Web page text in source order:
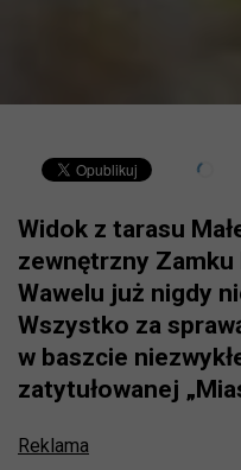
Widok z tarasu
zewnętrzny
Wawelu już nigdy
Wszystko za
w baszcie
zatytułowanej
Reklama